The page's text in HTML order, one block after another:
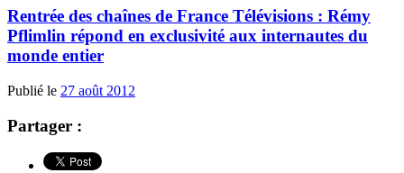
Rentrée des chaînes de France Télévisions : Rémy
Pflimlin répond en exclusivité aux internautes du
monde entier
Publié le 27 août 2012
Partager :